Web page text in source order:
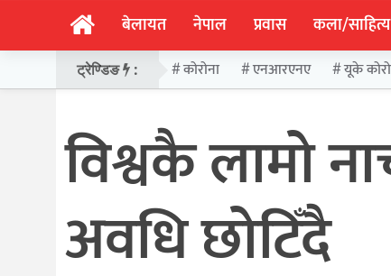
बेलायत नेपाल प्रवास कला/साहित्य
ट्रेण्डिङ : कोरोना एनआरएनए यूके
विश्वकै लामो
अवधि छोटिँदै